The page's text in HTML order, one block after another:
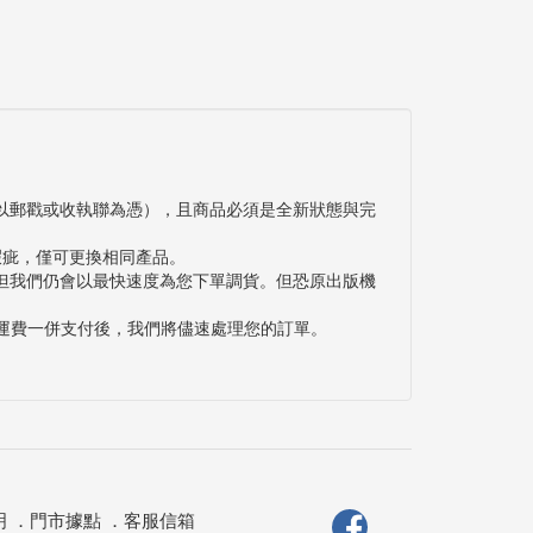
戳或收執聯為憑），且商品必須是全新狀態與完
，僅可更換相同產品。
們仍會以最快速度為您下單調貨。但恐原出版機
一併支付後，我們將儘速處理您的訂單。
． 門市據點． 客服信箱